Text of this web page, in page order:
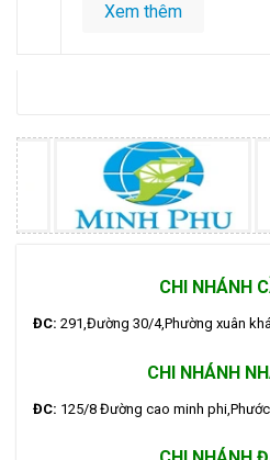
Xem thêm
CHI NHÁNH
ĐC: 291,Đường 30/4,Phường xuân
CHI NHÁNH
ĐC: 125/8 Đường cao minh